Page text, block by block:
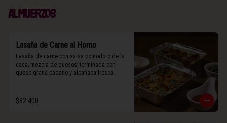
Almuerzos
Lasaña de Carne al Horno
Lasaña de carne con salsa pomodoro de la
casa, mezcla de quesos, terminada con
queso grana padano y albahaca fresca.
$32.400